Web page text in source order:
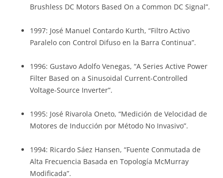
Brushless DC Motors Based On a Common DC Signal”.
1997: José Manuel Contardo Kurth, “Filtro Activo
Paralelo con Control Difuso en la Barra Continua”.
1996: Gustavo Adolfo Venegas, “A Series Active Power
Filter Based on a Sinusoidal Current-Controlled
Voltage-Source Inverter”.
1995: José Rivarola Oneto, “Medición de Velocidad de
Motores de Inducción por Método No Invasivo”.
1994: Ricardo Sáez Hansen, “Fuente Conmutada de
Alta Frecuencia Basada en Topología McMurray
Modificada”.